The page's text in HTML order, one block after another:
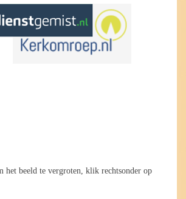
het beeld te vergroten, klik rechtsonder op